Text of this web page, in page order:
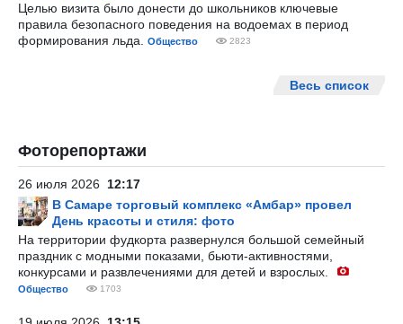
Целью визита было донести до школьников ключевые
правила безопасного поведения на водоемах в период
формирования льда.
Общество 2823
Весь список
Фоторепортажи
26 июля 2026 12:17
В Самаре торговый комплекс «Амбар» провел
День красоты и стиля: фото
На территории фудкорта развернулся большой семейный
праздник с модными показами, бьюти-активностями,
конкурсами и развлечениями для детей и взрослых.
Общество 1703